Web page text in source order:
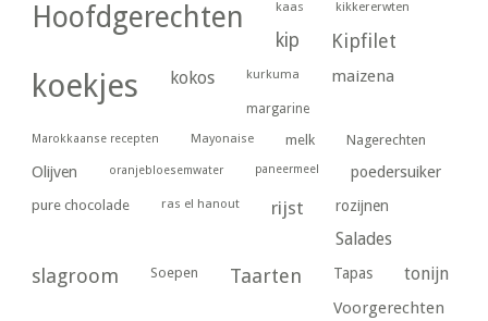
Hoofdgerechten kaas kikkererwten
kip Kipfilet
koekjes kokos kurkuma maizena
margarine
Marokkaanse recepten Mayonaise melk Nagerechten
Olijven oranjebloesemwater paneermeel poedersuiker
pure chocolade ras el hanout rijst rozijnen
Salades
slagroom Soepen Taarten Tapas tonijn
Voorgerechten